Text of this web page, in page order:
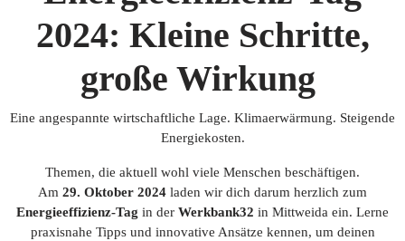
2024: Kleine Schritte,
große Wirkung
Eine angespannte wirtschaftliche Lage. Klimaerwärmung. Steigende
Energiekosten.
Themen, die aktuell wohl viele Menschen beschäftigen.
Am 29. Oktober 2024 laden wir dich darum herzlich zum
Energieeffizienz-Tag in der Werkbank32 in Mittweida ein. Lerne
praxisnahe Tipps und innovative Ansätze kennen, um deinen